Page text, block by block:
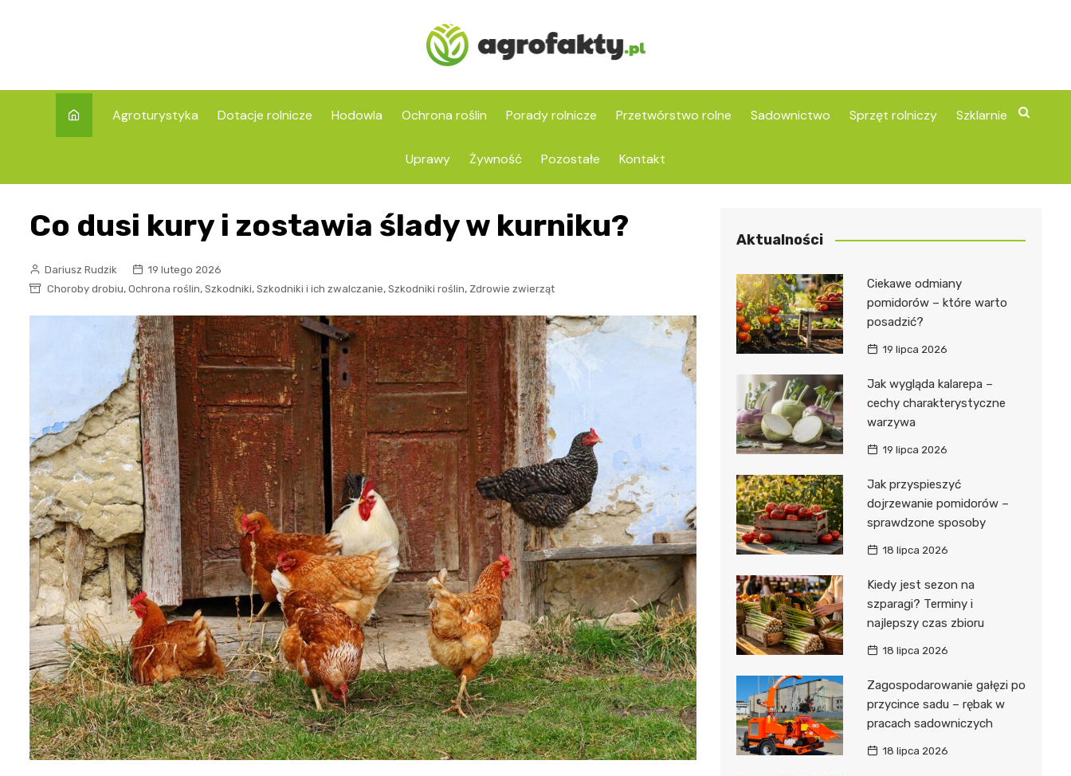
Agroturystyka Dotacje rolnicze Hodowla Ochrona roślin Porady rolnicze Przetwórstwo rolne Sadownictwo Sprzęt rolniczy Szklarnie
Uprawy Żywność Pozostałe Kontakt
Co dusi kury i zostawia ślady w kurniku?
Dariusz Rudzik
19 lutego 2026
Choroby drobiu, Ochrona roślin, Szkodniki, Szkodniki i ich zwalczanie, Szkodniki roślin, Zdrowie zwierząt
Aktualności
Ciekawe odmiany
pomidorów – które warto
posadzić?
19 lipca 2026
Jak wygląda kalarepa –
cechy charakterystyczne
warzywa
19 lipca 2026
Jak przyspieszyć
dojrzewanie pomidorów –
sprawdzone sposoby
18 lipca 2026
Kiedy jest sezon na
szparagi? Terminy i
najlepszy czas zbioru
18 lipca 2026
Zagospodarowanie gałęzi po
przycince sadu – rębak w
pracach sadowniczych
18 lipca 2026